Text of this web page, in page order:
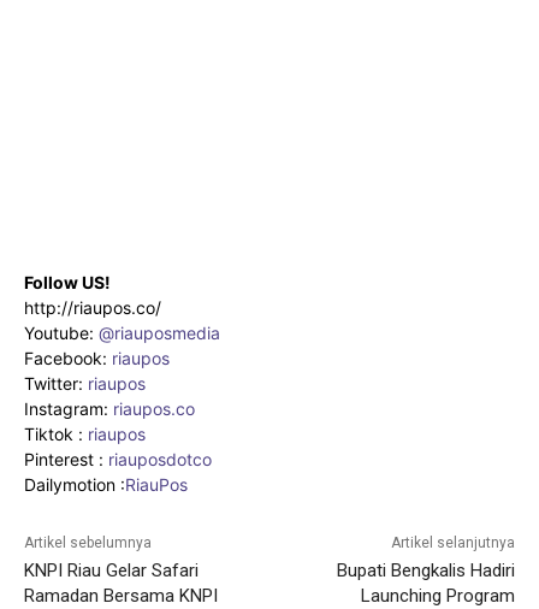
Follow US!
http://riaupos.co/
Youtube: @riauposmedia
Facebook: riaupos
Twitter: riaupos
Instagram: riaupos.co
Tiktok : riaupos
Pinterest : riauposdotco
Dailymotion :RiauPos
Artikel sebelumnya
KNPI Riau Gelar Safari
Ramadan Bersama KNPI
Artikel selanjutnya
Bupati Bengkalis Hadiri
Launching Program